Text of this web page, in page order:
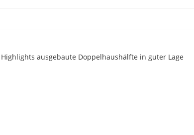
ausgebaute Doppelhaushälfte in guter Lage